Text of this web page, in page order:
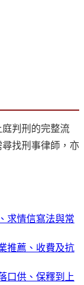
判刑的完整流
尋找刑事律師，亦
求情信寫法與常
推薦、收費及抗
口供、保釋到上